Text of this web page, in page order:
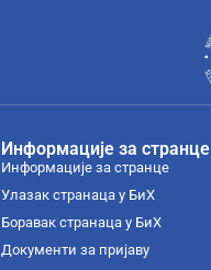
Информације за странце
Информације за странце
Улазак странаца у БиХ
Боравак странаца у БиХ
Документи за пријаву